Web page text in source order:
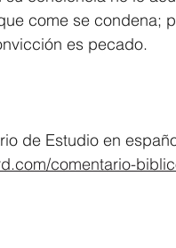
come se condena;
es pecado.
de Estudio en
comentario-